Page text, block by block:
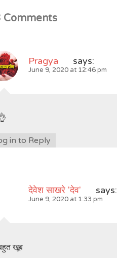
Comments
Pragya says:
June 9, 2020 at 12:46 pm
in to Reply
देवेश साखरे 'देव' says:
June 9, 2020 at 1:33 pm
खूब